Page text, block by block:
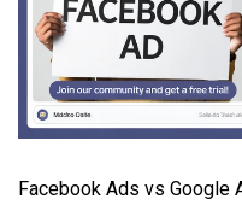
Facebook Ads vs